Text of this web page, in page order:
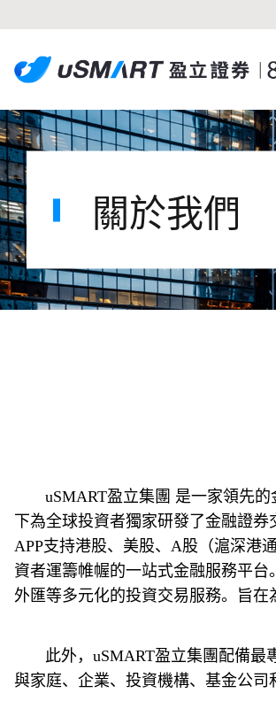
關於我們
下為全球投資者獨家研發了金融證
APP支持港股、美股、A股（滬深港
資者運籌帷幄的一站式金融服務平台
外匯等多元化的投資交易服務。旨在
與家庭、企業、投資機構、基金公司